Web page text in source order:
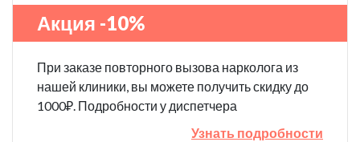
Акция -10%
При заказе повторного вызова нарколога из
нашей клиники, вы можете получить скидку до
1000₽. Подробности у диспетчера
Узнать подробности